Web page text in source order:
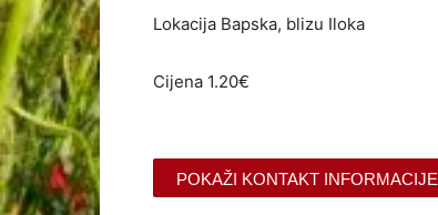
Lokacija Bapska, blizu Iloka
Cijena 1.20€
POKAŽI KONTAKT INFORMACIJE